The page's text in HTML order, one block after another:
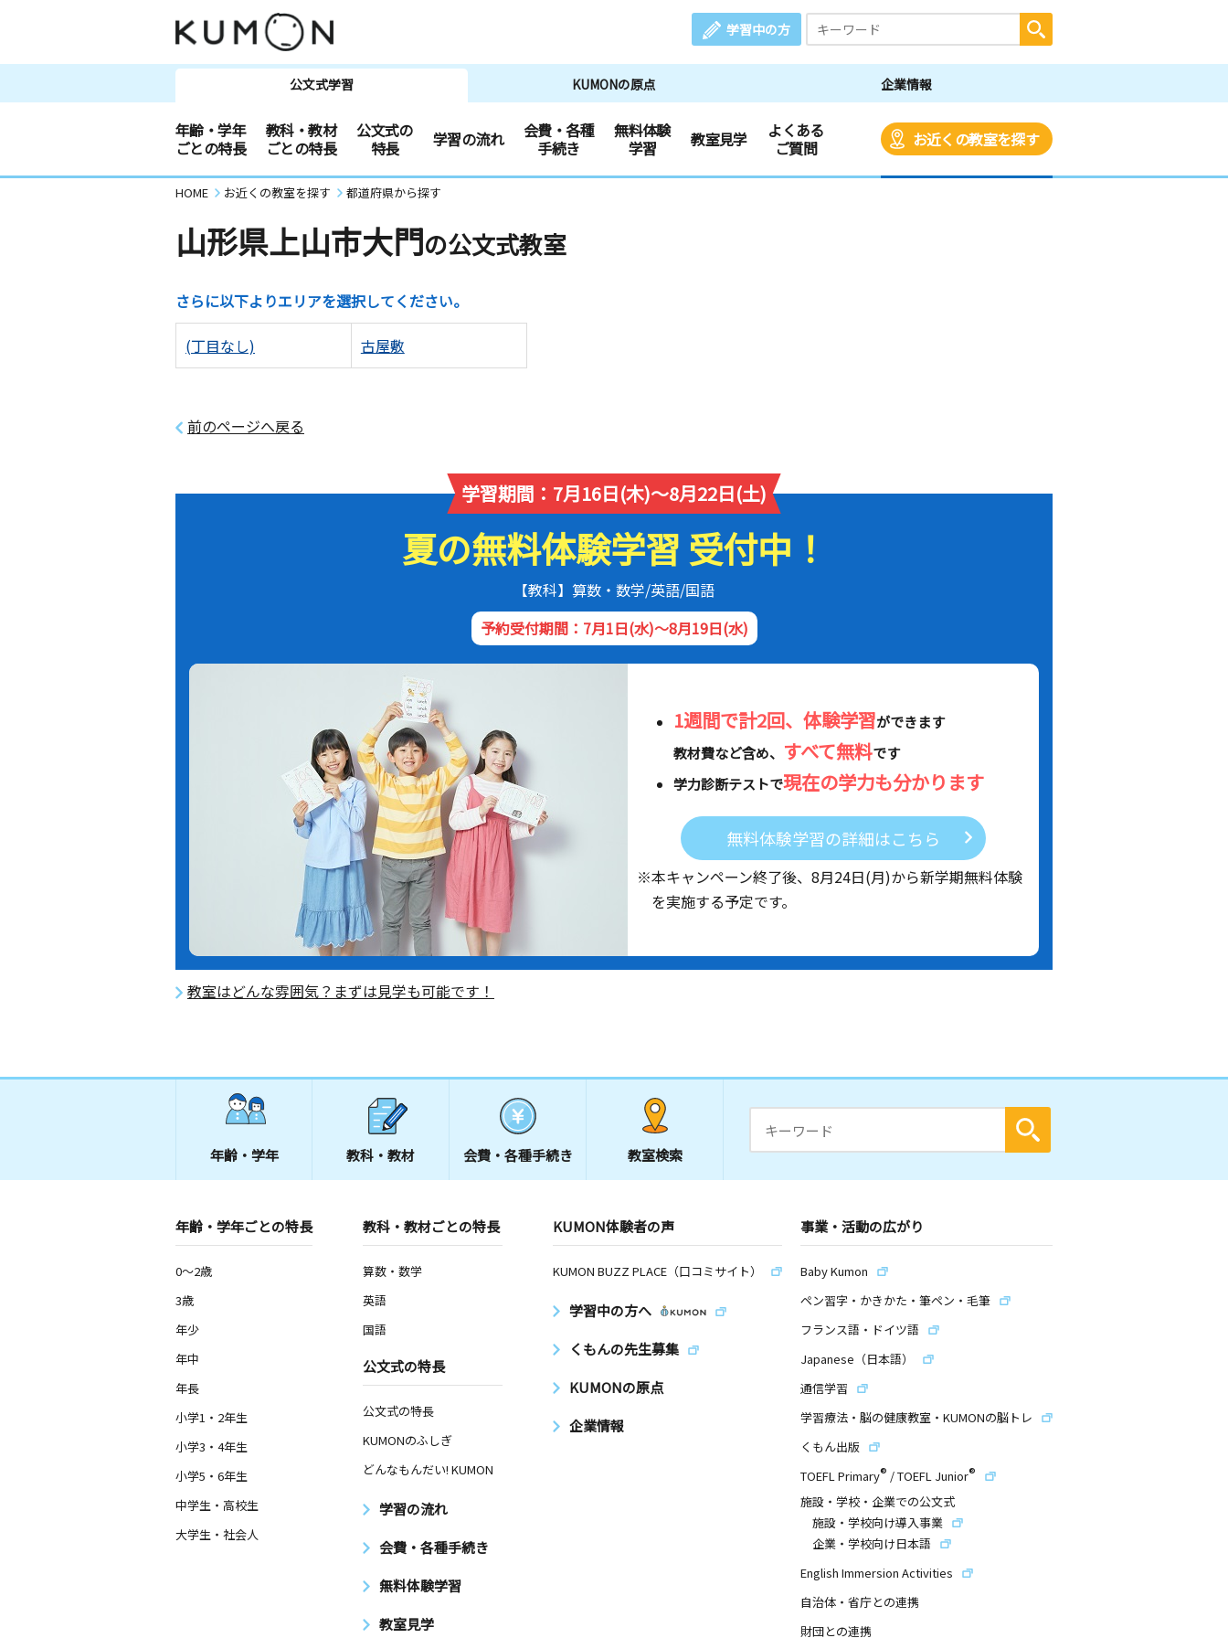
学習中の方
公文式学習 KUMONの原点 企業情報
年齢・学年
ごとの特長
教科・教材
ごとの特長
公文式の
特長
学習の流れ
会費・各種
手続き
無料体験
学習
教室見学
よくある
ご質問
お近くの教室を探す
HOME お近くの教室を探す 都道府県から探す
山形県上山市大門の公文式教室
さらに以下よりエリアを選択してください。
(丁目なし) 古屋敷
前のページへ戻る
学習期間：7月16日(木)～8月22日(土)
夏の無料体験学習 受付中！
【教科】算数・数学/英語/国語
予約受付期間：7月1日(水)～8月19日(水)
1週間で計2回、体験学習ができます
教材費など含め、 すべて無料です
学力診断テストで現在の学力も分かります
無料体験学習の詳細はこちら
※本キャンペーン終了後、 8月24日(月)から新学期無料体験
を実施する予定です。
教室はどんな雰囲気？まずは見学も可能です！
年齢・学年 教科・教材 会費・ 各種手続き 教室検索
年齢・学年ごとの特長
0～2歳
3歳
年少
年中
年長
小学1・2年生
小学3・4年生
小学5・6年生
中学生・高校生
大学生・社会人
教科・教材ごとの特長
算数・数学
英語
国語
公文式の特長
公文式の特長
KUMONのふしぎ
どんなもんだい! KUMON
学習の流れ
会費・各種手続き
無料体験学習
教室見学
KUMON体験者の声
KUMON BUZZ PLACE（口コミサイト）
学習中の方へ
くもんの先生募集
KUMONの原点
企業情報
事業・活動の広がり
Baby Kumon
ペン習字・かきかた・筆ペン・毛筆
フランス語・ドイツ語
Japanese（日本語）
通信学習
学習療法・脳の健康教室・KUMONの脳トレ
くもん出版
TOEFL Primary® /TOEFL Junior®
施設・学校・企業での公文式
施設・学校向け導入事業
企業・学校向け日本語
English Immersion Activities
自治体・省庁との連携
財団との連携